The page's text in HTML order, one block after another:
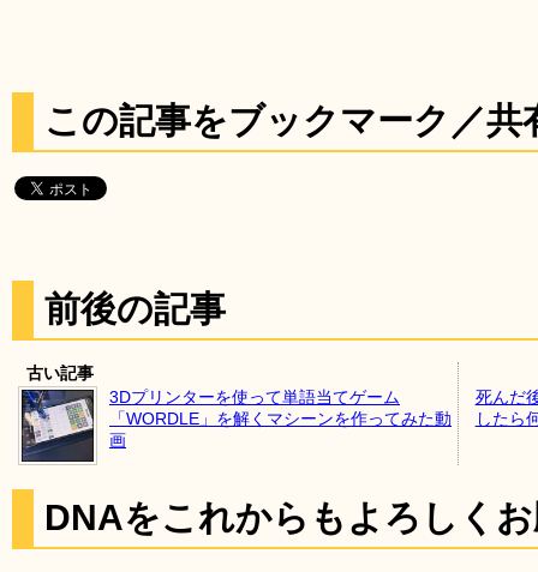
この記事をブックマーク／共
前後の記事
古い記事
3Dプリンターを使って単語当てゲーム
「WORDLE」を解くマシーンを作ってみた動
画
死んだ
したら
DNAをこれからもよろしく